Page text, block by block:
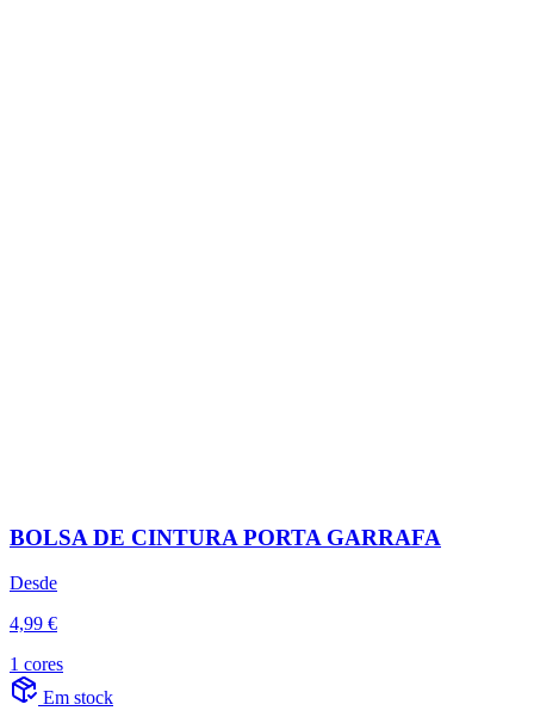
BOLSA DE CINTURA PORTA GARRAFA
Desde
4,99 €
1 cores
Em stock